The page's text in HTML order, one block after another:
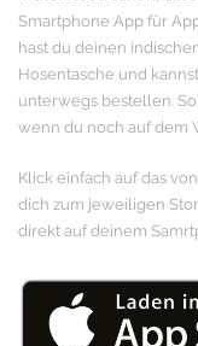
Smartphone App für
hast du deinen
Hosentasche und
unterwegs bestellen.
wenn du noch auf dem
Klick einfach auf das
dich zum jeweiligen
direkt auf deinem